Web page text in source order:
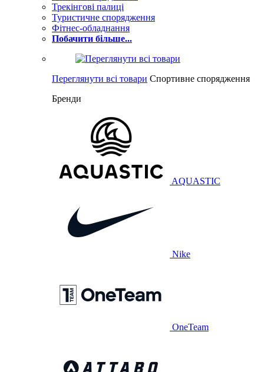
Трекінгові палиці
Туристичне спорядження
Фітнес-обладнання
Побачити більше...
Переглянути всі товари Спортивне спорядження
Бренди
AQUASTIC
Nike
OneTeam